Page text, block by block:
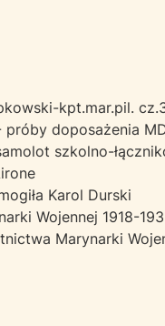
kpt.mar.pil.
próby doposażenia
szkolno-
Karol Durski
Wojennej 1918-
Marynarki